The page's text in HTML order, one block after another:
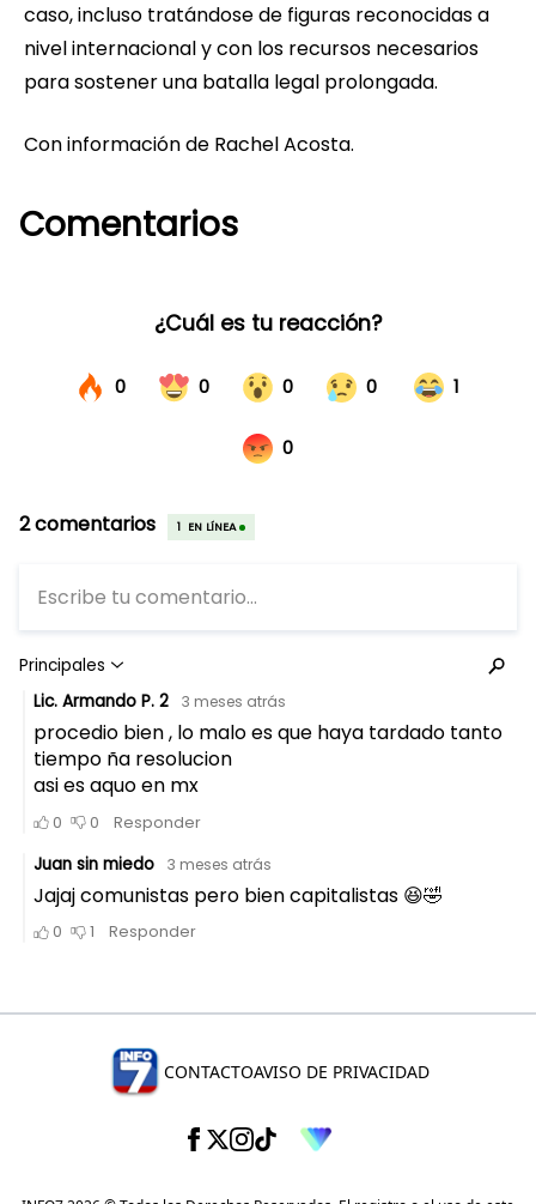
caso, incluso tratándose de figuras reconocidas a
nivel internacional y con los recursos necesarios
para sostener una batalla legal prolongada.
Con información de Rachel Acosta.
Comentarios
CONTACTOAVISO DE PRIVACIDAD